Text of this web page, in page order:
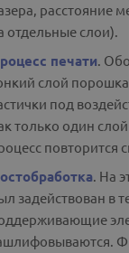
расстояние
отдельные слои).
печати.
слой
под
только один
повторится
. На
задействован в